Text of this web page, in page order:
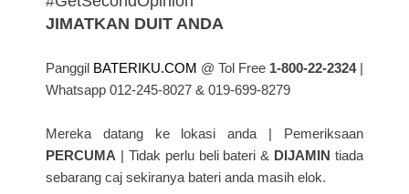
JIMATKAN DUIT ANDA
Panggil BATERIKU.COM @ Tol Free 1-800-22-2324|
Whatsapp 012-245-8027 & 019-699-8279
Mereka datang ke lokasi anda | Pemeriksaan
PERCUMA | Tidak perlu beli bateri & DIJAMIN tiada
sebarang caj sekiranya bateri anda masih elok.